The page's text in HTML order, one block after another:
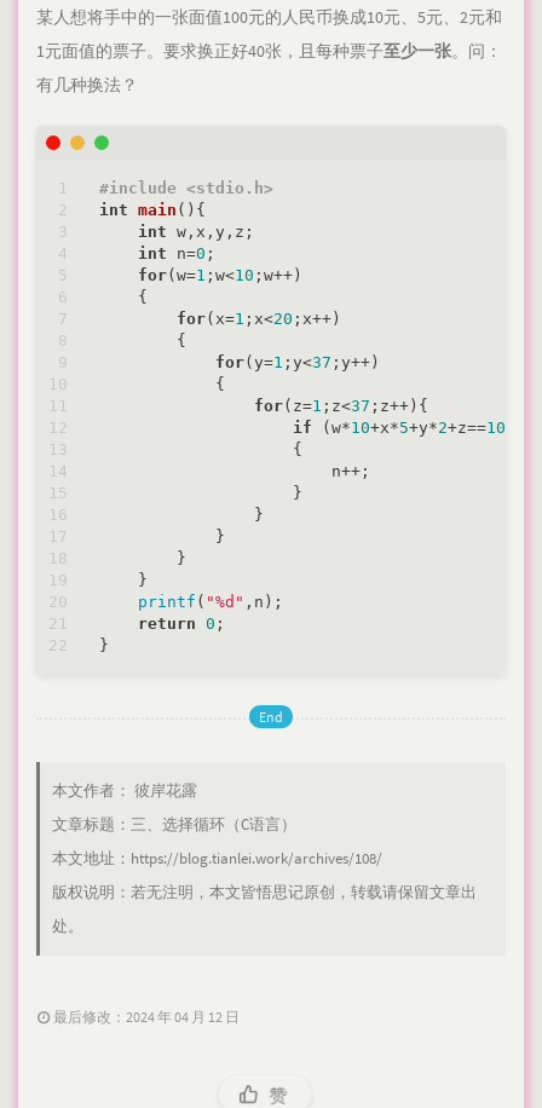
某人想将手中的一张面值100元的人民币换成10元、5元、2元和
1元面值的票子。要求换正好40张，且每种票子至少一张。问：
有几种换法？
#include <stdio.h>
int main () {
int w,x,y,z;
int n=0 ;
for(w=1 ;w<10 ;w++)
    {
for(x=1 ;x<20 ;x++)
        {
for(y=1 ;y<37 ;y++)
            {
for(z=1 ;z<37 ;z++){
if (w*10+x*5+y*2+z==100
                    {
                        n++;
                    }
                }
            }
        }
    }
printf ( "%d" ,n);
return 0 ;
End
本文作者： 彼岸花露
文章标题： 三、选择循环（C语言）
本文地址： https://blog.tianlei.work/archives/108/
版权说明：若无注明，本文皆悟思记原创，转载请保留文章出
处。
最后修改：2024 年 04 月 12 日
赞